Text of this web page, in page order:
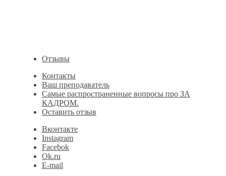
Отзывы
Контакты
Ваш преподаватель
Самые распространенные вопросы про ЗА
КАДРОМ.
Оставить отзыв
Вконтакте
Instagram
Facebok
Ok.ru
E-mail